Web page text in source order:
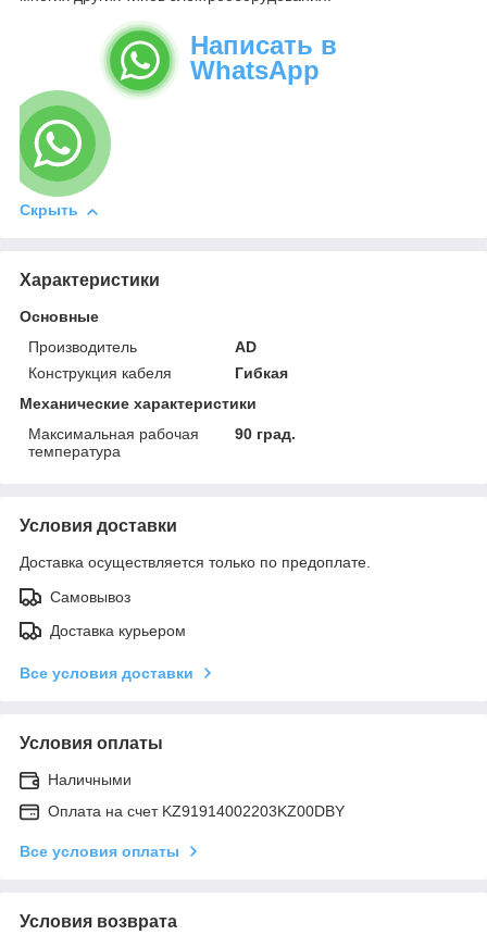
Написать в
WhatsApp
Скрыть
Характеристики
Основные
Производитель
AD
Конструкция кабеля
Гибкая
Механические характеристики
Максимальная рабочая
температура
90 град.
Условия доставки
Доставка осуществляется только по предоплате.
Самовывоз
Доставка курьером
Все условия доставки
Условия оплаты
Наличными
Оплата на счет KZ91914002203KZ00DBY
Все условия оплаты
Условия возврата